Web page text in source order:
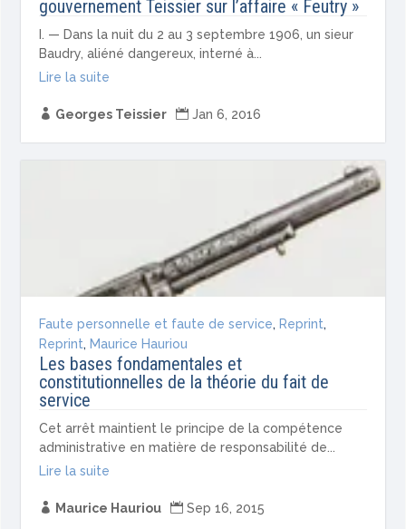
gouvernement Teissier sur l’affaire « Feutry »
I. — Dans la nuit du 2 au 3 septembre 1906, un sieur
Baudry, aliéné dangereux, interné à...
Lire la suite
 Georges Teissier  Jan 6, 2016
Faute personnelle et faute de service, Reprint,
Reprint, Maurice Hauriou
Les bases fondamentales et
constitutionnelles de la théorie du fait de
service
Cet arrêt maintient le principe de la compétence
administrative en matière de responsabilité de...
Lire la suite
 Maurice Hauriou  Sep 16, 2015